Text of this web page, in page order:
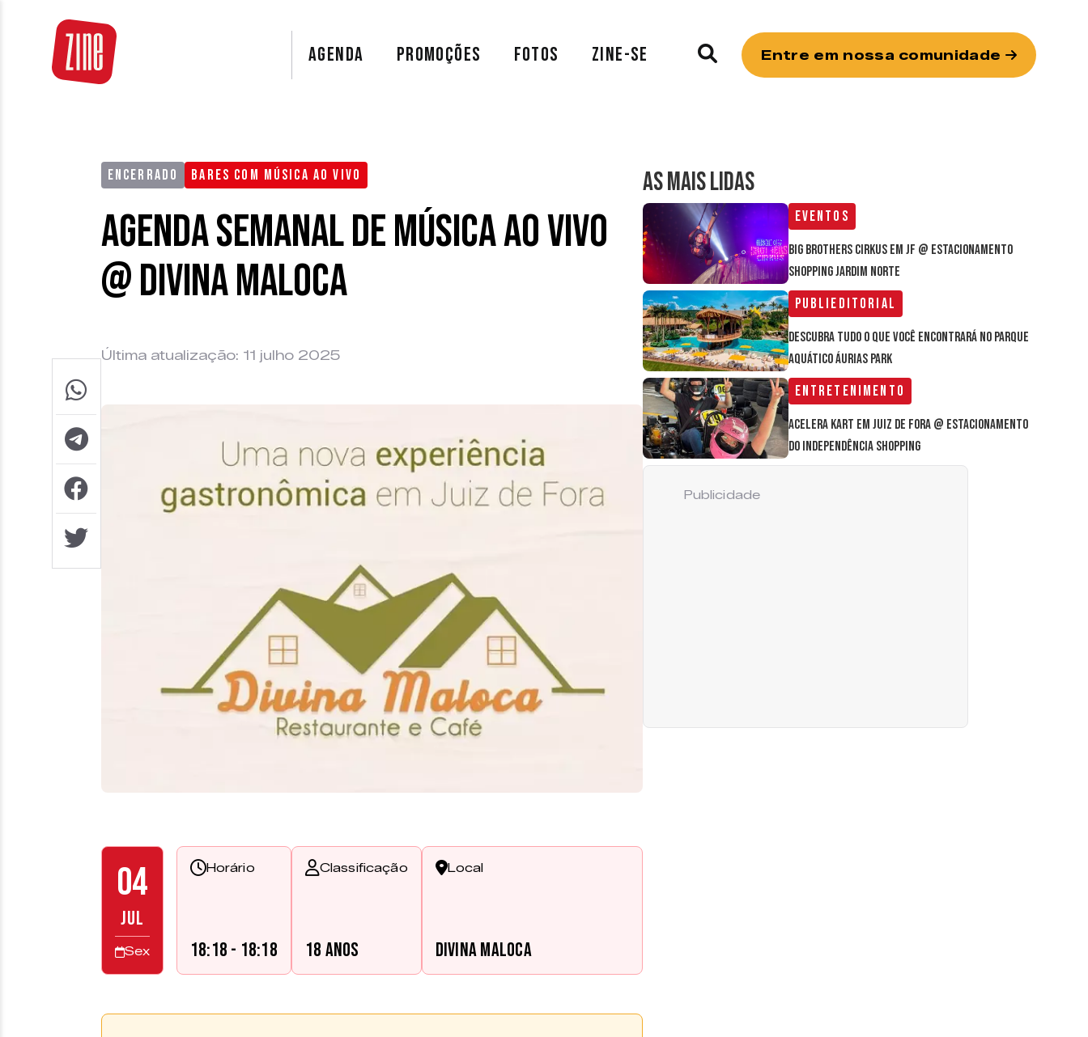
AGENDA PROMOÇÕES FOTOS ZINE-SE Entre em nossa comunidade
ENCERRADO BARES COM MÚSICA AO VIVO
Agenda Semanal de Música ao Vivo
@ Divina Maloca
Última atualização: 11 julho 2025
04
JUL
Sex
Horário
18:18 - 18:18
Classificação
18 anos
Local
Divina Maloca
AS MAIS LIDAS
Eventos
Big Brothers Cirkus em JF @ estacionamento
Shopping Jardim Norte
Publieditorial
Descubra tudo o que você encontrará no parque
aquático Áurias Park
Entretenimento
Acelera Kart em Juiz de Fora @ estacionamento
do Independência Shopping
Publicidade